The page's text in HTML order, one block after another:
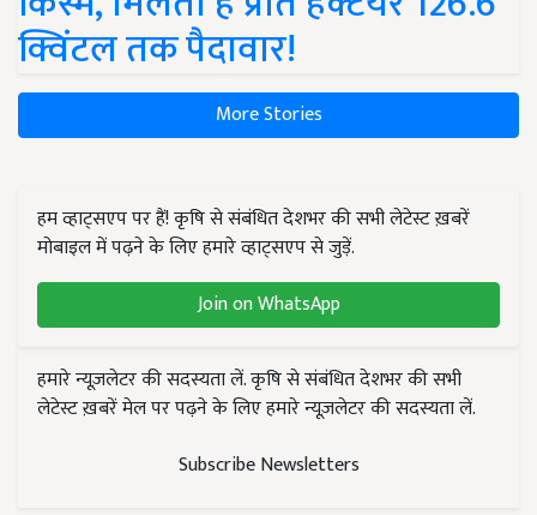
क्विंटल तक पैदावार!
More Stories
हम व्हाट्सएप पर हैं! कृषि से संबंधित देशभर की सभी लेटेस्ट ख़बरें
मोबाइल में पढ़ने के लिए हमारे व्हाट्सएप से जुड़ें.
Join on WhatsApp
हमारे न्यूज़लेटर की सदस्यता लें. कृषि से संबंधित देशभर की सभी
लेटेस्ट ख़बरें मेल पर पढ़ने के लिए हमारे न्यूज़लेटर की सदस्यता लें.
Subscribe Newsletters